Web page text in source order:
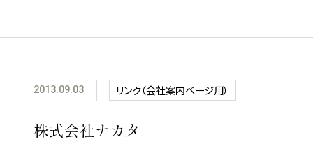
2013.09.03 リンク（会社案内ページ用）
株式会社ナカタ